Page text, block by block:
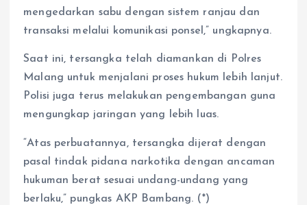
mengedarkan sabu dengan sistem ranjau dan
transaksi melalui komunikasi ponsel,” ungkapnya.
Saat ini, tersangka telah diamankan di Polres
Malang untuk menjalani proses hukum lebih lanjut.
Polisi juga terus melakukan pengembangan guna
mengungkap jaringan yang lebih luas.
“Atas perbuatannya, tersangka dijerat dengan
pasal tindak pidana narkotika dengan ancaman
hukuman berat sesuai undang-undang yang
berlaku,” pungkas AKP Bambang. (*)